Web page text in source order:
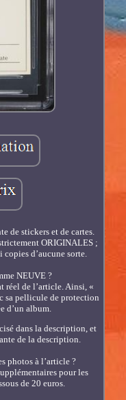
de stickers et de cartes.
ORIGINALES ;
d’aucune sorte.
NEUVE ?
réel de l’article. Ainsi, «
sa pellicule de protection
d’un album.
dans la description, et
de la description.
photos à l’article ?
pour les
de 20 euros.